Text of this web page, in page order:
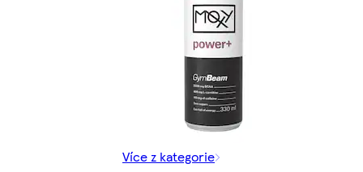
Více z kategorie